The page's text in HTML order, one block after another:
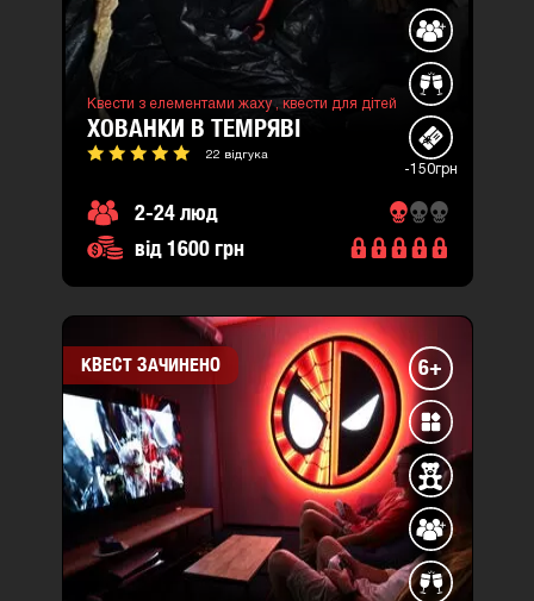
-150грн
Квести з елементами жаху , квести для дітей
ХОВАНКИ В ТЕМРЯВІ
22 відгука
2-24 люд
від 1600 грн
КВЕСТ ЗАЧИНЕНО 6+